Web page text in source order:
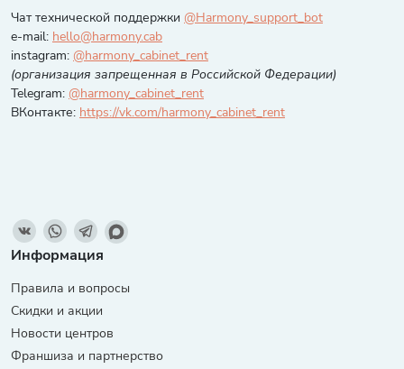
Чат технической поддержки @Harmony_support_bot
e-mail: hello@harmony.cab
instagram: @harmony_cabinet_rent
(организация запрещенная в Российской Федерации)
Telegram: @harmony_cabinet_rent
ВКонтакте: https://vk.com/harmony_cabinet_rent
Информация
Правила и вопросы
Скидки и акции
Новости центров
Франшиза и партнерство